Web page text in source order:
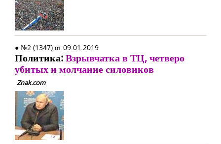
● №2 (1347) от 09.01.2019
Политика:Взрывчатка в ТЦ, четверо
убитых и молчание силовиков
Znak.com